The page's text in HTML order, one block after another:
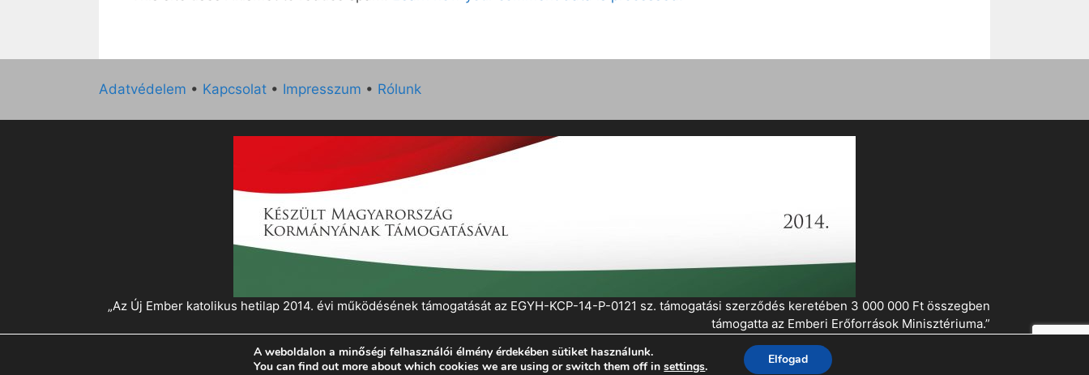
Adatvédelem • Kapcsolat • Impresszum • Rólunk
„Az Új Ember katolikus hetilap 2014. évi működésének támogatását az EGYH-KCP-14-P-0121 sz. támogatási szerződés keretében 3 000 000 Ft összegben
támogatta az Emberi Erőforrások Minisztériuma.”
© 2026 Magyar Kurír - Új Ember• KészültGeneratePress
A weboldalon a minőségi felhasználói élmény érdekében sütiket használunk.
You can find out more about which cookies we are using or switch them off insettings. Elfogad